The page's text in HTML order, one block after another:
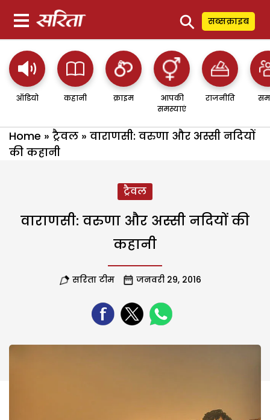
⚲ सब्सक्राइब
ऑडियो कहानी क्राइम
आपकी
समस्याएं
राजनीति
Home » ट्रैवल » वाराणसी: वरुणा और अस्सी नदियों
की कहानी
ट्रैवल
वाराणसी: वरुणा और अस्सी नदियों की
कहानी
सरिता टीम जनवरी 29, 2016